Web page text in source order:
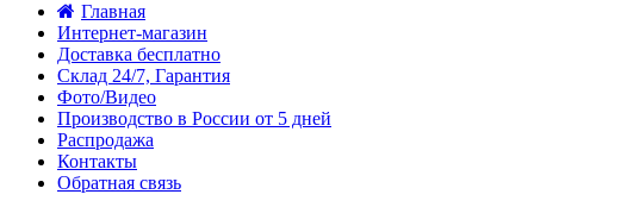
Главная
Интернет-магазин
Доставка бесплатно
Склад 24/7, Гарантия
Фото/Видео
Производство в России от 5 дней
Распродажа
Контакты
Обратная связь